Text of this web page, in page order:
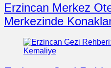
Erzincan Merkez
Merkezinde